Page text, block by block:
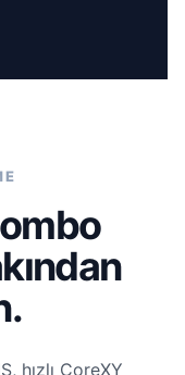
hızlı CoreXY